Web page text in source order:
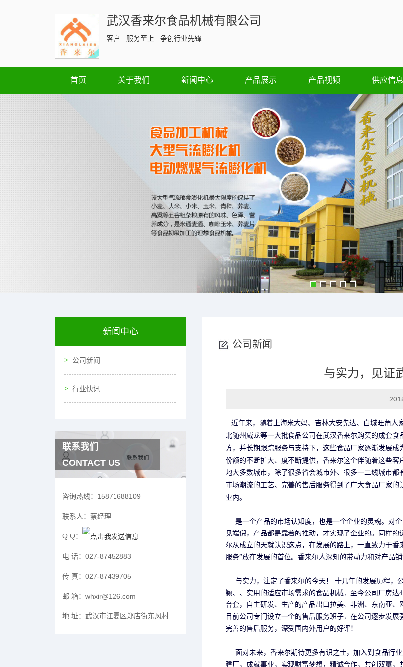
武汉香来尔食品机械有限公司
客户 服务至上 争创行业先锋
首页 关于我们 新闻中心 产品展示 产品视频 供应信息
新闻中心
公司新闻
行业快讯
联系我们
CONTACT US
咨询热线： 15871688109
联系人： 蔡经理
Q Q：
电 话： 027-87452883
传 真： 027-87439705
邮 箱： whxir@126.com
地 址： 武汉市江夏区郑店街东风村
公司新闻
与实力，见证
近年来，随着上海米大妈、吉林大安先达、白城旺角人
北随州威龙等一大批食品公司在武汉香来尔购买的成套
方，并长期跟踪服务与支持下，这些食品厂家逐渐发展
份额的不断扩大、度不断提供，香来尔这个伴随着这些
地大多数城市，除了很多省会城市外、很多一二线城市
市场潮流的工艺、完善的售后服务得到了广大食品厂家
业内。
是一个产品的市场认知度，也是一个企业的灵魂。对企
见端倪，产品都是靠着的推动，才实现了企业的。同样
尔从成立的天就认识这点，在发展的路上，一直致力于
服务”放在发展的首位。香来尔人深知的带动力和对产品
与实力，注定了香来尔的今天！ 十几年的发展历程，
颖、、实用的适应市场需求的食品机械，至今公司厂房达
台套，自主研发、生产的产品出口拉美、非洲、东南亚、
目前公司专门设立一个的售后服务班子，在公司逐步发
完善的售后服务，深受国内外用户的好评！
面对未来，香来尔期待更多有识之士，加入到食品行
建厂，成就事业，实现财富梦想，精诚合作，共创双赢，